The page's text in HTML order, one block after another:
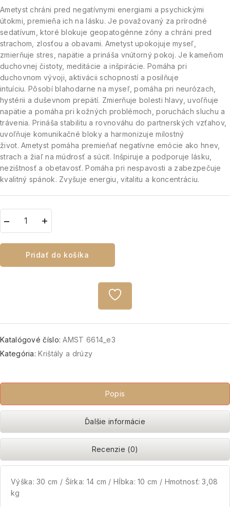
Ametyst chráni pred negatívnymi energiami a psychickými
útokmi, premieňa ich na lásku. Je považovaný za prírodné
sedatívum, ktoré blokuje geopatogénne zóny a chráni pred
strachom, zlosťou a obavami. Ametyst upokojuje myseľ,
zmierňuje stres, napätie a prináša vnútorný pokoj. Je kameňom
duchovnej čistoty, meditácie a inšpirácie. Pomáha pri
duchovnom vývoji, aktivácii schopností a posilňuje
intuíciu. Pôsobí blahodarne na myseľ, pomáha pri neurózach,
hystérii a duševnom prepätí. Zmierňuje bolesti hlavy, uvoľňuje
napätie a pomáha pri kožných problémoch, poruchách sluchu a
trávenia. Prináša stabilitu a rovnováhu do partnerských vzťahov,
uvoľňuje komunikačné bloky a harmonizuje milostný
život.Ametyst pomáha premieňať negatívne emócie ako hnev,
strach a žiaľ na múdrosť a súcit.Inšpiruje a podporuje lásku,
nezištnosť a obetavosť.Pomáha pri nespavosti a zabezpečuje
kvalitný spánok. Zvyšuje energiu, vitalitu a koncentráciu.
Pridať do košíka
Katalógové číslo:AMST 6614_e3
Kategória:Krištály a drúzy
Popis
Ďalšie informácie
Recenzie (0)
Výška: 30 cm / Šírka: 14 cm / Hĺbka: 10 cm / Hmotnosť: 3,08
kg